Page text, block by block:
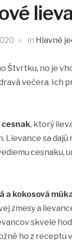
in Hlavné
no je
večera. Ich
cesnak, ktorý
Lievance sa
cesnaku,
a kokosová
zmesy a
skvele
ho z receptu